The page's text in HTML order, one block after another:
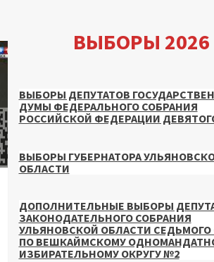
ВЫБОРЫ 2026
ВЫБОРЫ ДЕПУТАТОВ
ДУМЫ ФЕДЕРАЛЬНОГО СОБРАНИЯ
РОССИЙСКОЙ ФЕДЕРАЦИИ
ВЫБОРЫ ГУБЕРНАТОРА
ОБЛАСТИ
ДОПОЛНИТЕЛЬНЫЕ ВЫБОРЫ
ЗАКОНОДАТЕЛЬНОГО СОБРАНИЯ
УЛЬЯНОВСКОЙ ОБЛАСТИ СЕДЬМОГО
ПО ВЕШКАЙМСКОМУ
ИЗБИРАТЕЛЬНОМУ ОКРУГУ №2